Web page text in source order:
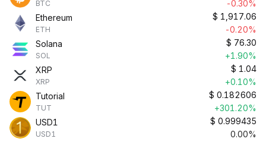
BTC
-0.30%
Ethereum
ETH
$ 1,917.06
-0.20%
Solana
SOL
$ 76.30
+1.90%
XRP
XRP
$ 1.04
+0.10%
Tutorial
TUT
$ 0.182606
+301.20%
USD1
USD1
$ 0.999435
0.00%